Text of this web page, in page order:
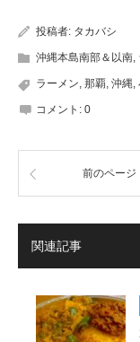
投稿者: タカバシ
沖縄本島南部＆以南,
ラーメン, 那覇, 沖縄,
コメント: 0
前のページ
関連記事